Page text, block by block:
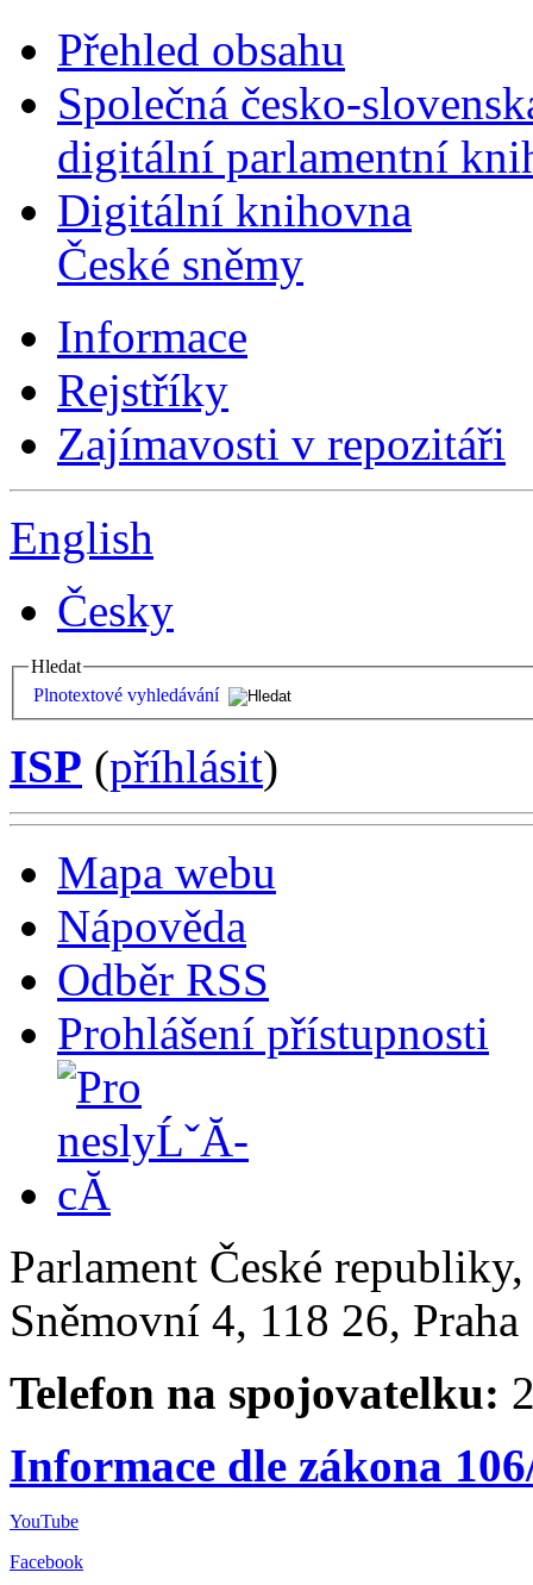
Přehled obsahu
Společná česko-
digitální parlamentní
Digitální knihovna
České sněmy
Informace
Rejstříky
Zajímavosti v repozitáři
English
Česky
Hledat
Plnotextové vyhledávání
ISP (příhlásit)
Mapa webu
Nápověda
Odběr RSS
Prohlášení přístupnosti
Parlament České
Sněmovní 4, 118 26,
Telefon na spojovatelku:
Informace dle zákona
YouTube
Facebook